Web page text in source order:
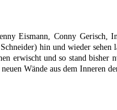
Eismann, Conny
hin und wieder sehen
erwischt und so stand
Wände aus dem Inneren